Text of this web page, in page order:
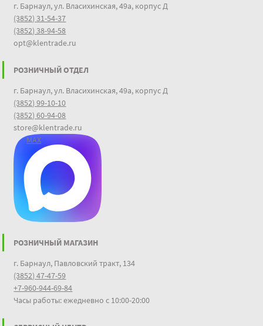
г. Барнаул, ул. Власихинская, 49а, корпус Д
(3852) 31-54-37
(3852) 38-94-58
opt@klentrade.ru
РОЗНИЧНЫЙ ОТДЕЛ
г. Барнаул, ул. Власихинская, 49а, корпус Д
(3852) 99-10-10
(3852) 60-94-08
store@klentrade.ru
MAX
РОЗНИЧНЫЙ МАГАЗИН
г. Барнаул, Павловский тракт, 134
(3852) 47-47-59
+7-960-944-69-84
Часы работы: ежедневно с 10:00-20:00